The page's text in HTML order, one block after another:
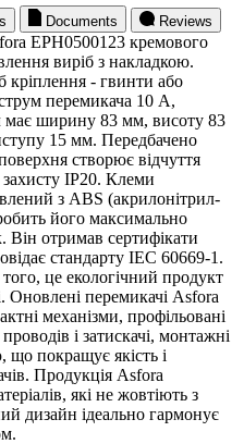
Documents Reviews
EPH0500123 кремового
виріб з накладкою.
кріплення - гвинти або
перемикача 10 A,
має ширину 83 мм, висоту 83
15 мм. Передбачено
створює відчуття
захисту IP20. Клеми
з ABS (акрилонітрил-
його максимально
отримав сертифікати
стандарту IEC 60669-1.
це екологічний продукт
Оновлені перемикачі Asfora
механізми, профільовані
і затискачі, монтажні
покращує якість і
Продукція Asfora
які не жовтіють з
дизайн ідеально гармонує